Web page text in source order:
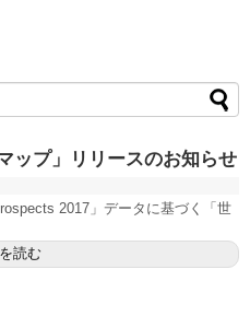
ップ」リリースのお知らせ
2017」データに基づく「世
読む